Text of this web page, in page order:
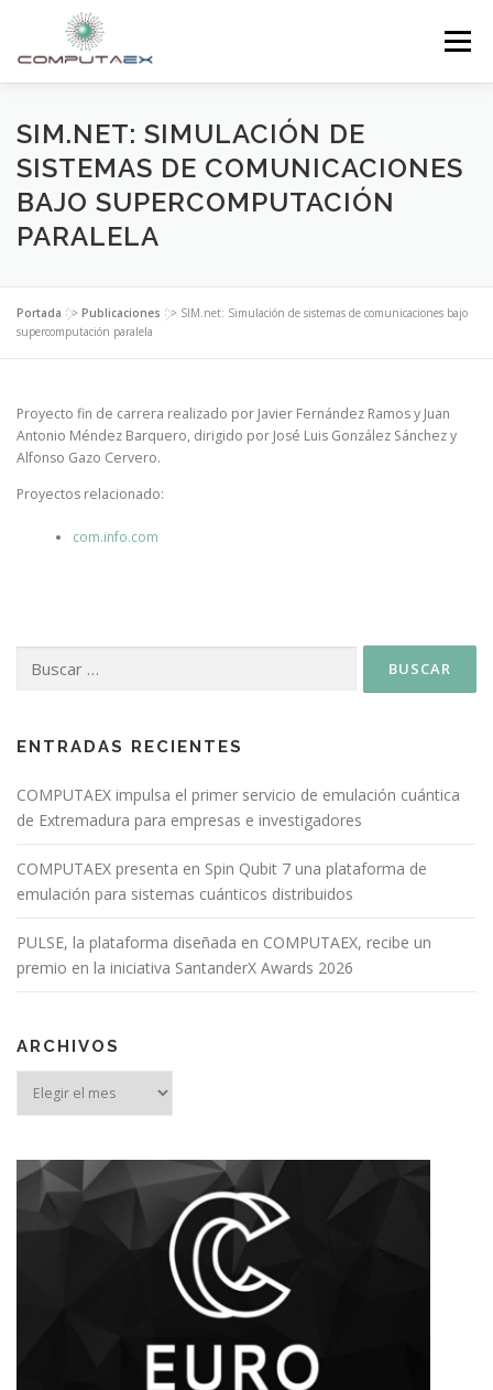
Menú
INICIO LA FUNDACIÓN EL CENTRO
SUPERCOMPUTACIÓN NOTICIAS
SIM.NET: SIMULACIÓN DE
SISTEMAS DE COMUNICACIONES
BAJO SUPERCOMPUTACIÓN
PARALELA
Portada >> Publicaciones >> SIM.net: Simulación de sistemas de comunicaciones bajo
supercomputación paralela
Proyecto fin de carrera realizado por Javier Fernández Ramos y Juan
Antonio Méndez Barquero, dirigido por José Luis González Sánchez y
Alfonso Gazo Cervero.
Proyectos relacionado:
com.info.com
ENTRADAS RECIENTES
COMPUTAEX impulsa el primer servicio de emulación cuántica
de Extremadura para empresas e investigadores
COMPUTAEX presenta en Spin Qubit 7 una plataforma de
emulación para sistemas cuánticos distribuidos
PULSE, la plataforma diseñada en COMPUTAEX, recibe un
premio en la iniciativa SantanderX Awards 2026
ARCHIVOS